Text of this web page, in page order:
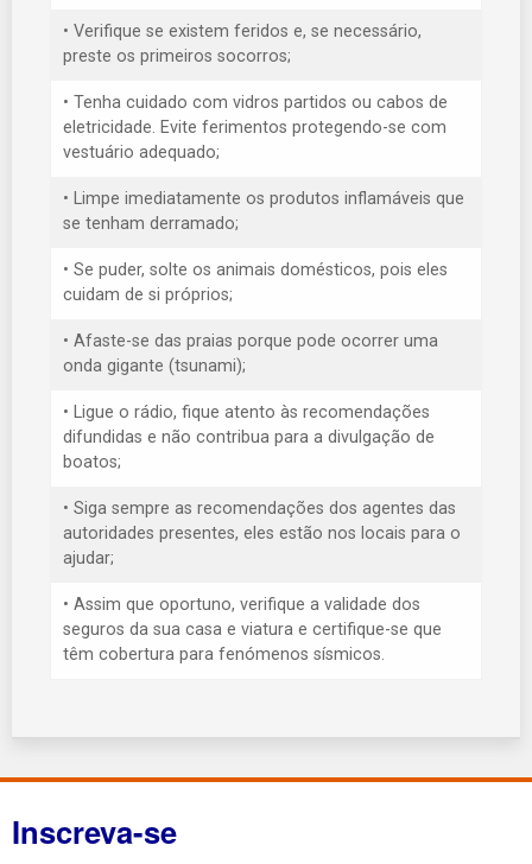
• Verifique se existem feridos e, se necessário,
preste os primeiros socorros;
• Tenha cuidado com vidros partidos ou cabos de
eletricidade. Evite ferimentos protegendo-se com
vestuário adequado;
• Limpe imediatamente os produtos inflamáveis que
se tenham derramado;
• Se puder, solte os animais domésticos, pois eles
cuidam de si próprios;
• Afaste-se das praias porque pode ocorrer uma
onda gigante (tsunami);
• Ligue o rádio, fique atento às recomendações
difundidas e não contribua para a divulgação de
boatos;
• Siga sempre as recomendações dos agentes das
autoridades presentes, eles estão nos locais para o
ajudar;
• Assim que oportuno, verifique a validade dos
seguros da sua casa e viatura e certifique-se que
têm cobertura para fenómenos sísmicos.
Inscreva-se